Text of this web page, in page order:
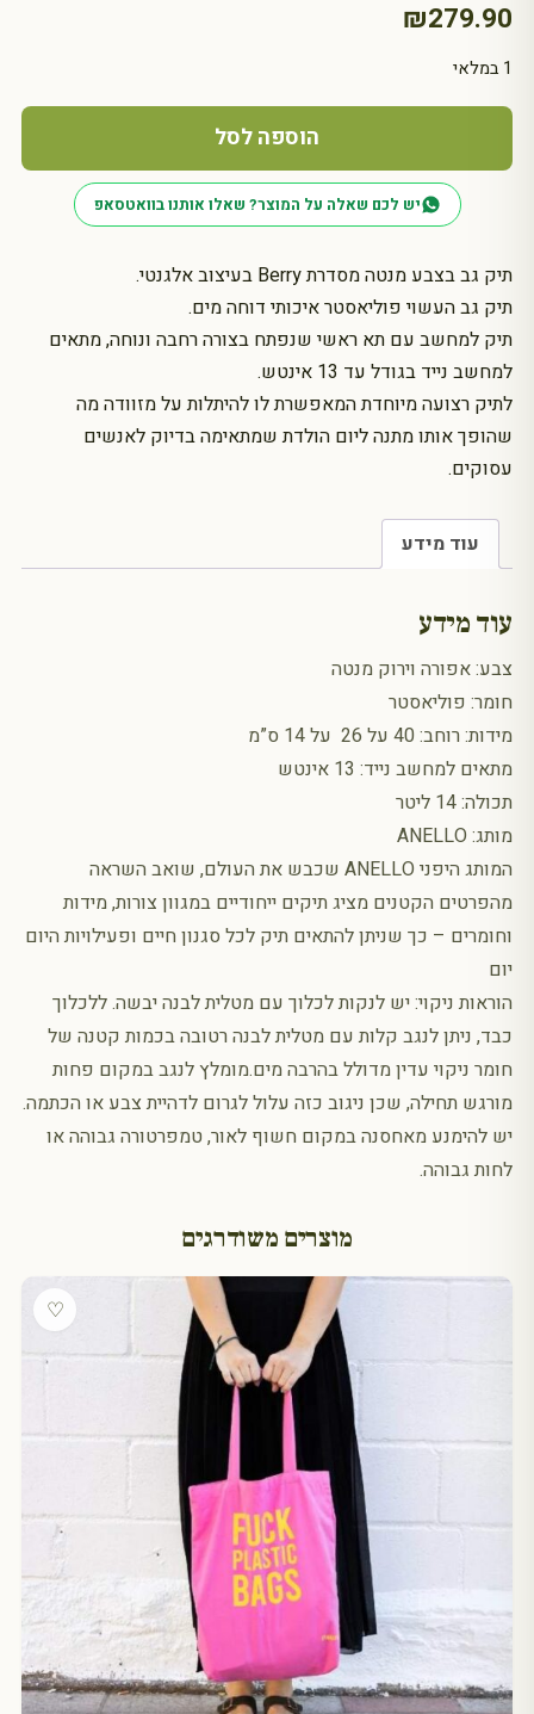
₪279.90
תיק גב בצבע מנטה מסדרת Berry בעיצוב אלגנטי.
תיק גב העשוי פוליאסטר איכותי דוחה מים.
תיק למחשב עם תא ראשי שנפתח בצורה רחבה ונוחה, מתאים
למחשב נייד בגודל עד 13 אינטש.
לתיק רצועה מיוחדת המאפשרת לו להיתלות על מזוודה מה
שהופך אותו מתנה ליום הולדת שמתאימה בדיוק לאנשים
עסוקים.
1 במלאי
כמות
תיק
KUCHIGANE
SONIA
מנטה
ANELLO
הוספה לסל
יש לכם שאלה על המוצר? שאלו אותנו בוואטסאפ
עוד מידע
עוד מידע
צבע: אפורה וירוק מנטה
חומר: פוליאסטר
מידות: רוחב: 40 על 26 על 14 ס”מ
מתאים למחשב נייד: 13 אינטש
תכולה: 14 ליטר
מותג: ANELLO
המותג היפני ANELLO שכבש את העולם, שואב השראה
מהפרטים הקטנים מציג תיקים ייחודיים במגוון צורות, מידות
וחומרים – כך שניתן להתאים תיק לכל סגנון חיים ופעילויות היום
יום
הוראות ניקוי: יש לנקות לכלוך עם מטלית לבנה יבשה. ללכלוך
כבד, ניתן לנגב קלות עם מטלית לבנה רטובה בכמות קטנה של
חומר ניקוי עדין מדולל בהרבה מים.מומלץ לנגב במקום פחות
מורגש תחילה, שכן ניגוב כזה עלול לגרום לדהיית צבע או הכתמה.
יש להימנע מאחסנה במקום חשוף לאור, טמפרטורה גבוהה או
לחות גבוהה.
מוצרים משודרגים
♡